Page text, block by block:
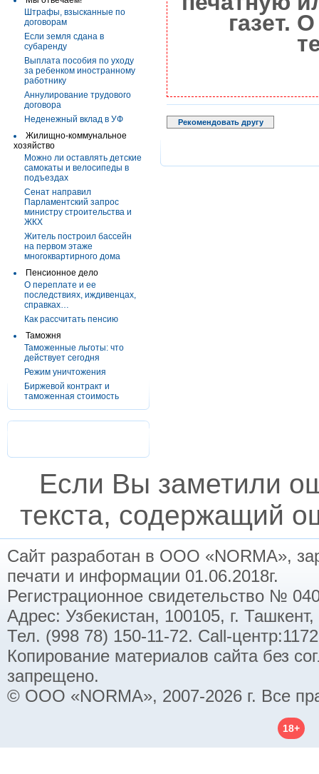
Штрафы, взысканные по
договорам
Если земля сдана в
субаренду
Выплата пособия по уходу
за ребенком иностранному
работнику
Аннулирование трудового
договора
Неденежный вклад в УФ
Жилищно-коммунальное
хозяйство
Можно ли оставлять детские
самокаты и велосипеды в
подъездах
Сенат направил
Парламентский запрос
министру строительства и
ЖКХ
Житель построил бассейн
на первом этаже
многоквартирного дома
Пенсионное дело
О переплате и ее
последствиях, иждивенцах,
справках…
Как рассчитать пенсию
Таможня
Таможенные льготы: что
действует сегодня
Режим уничтожения
Биржевой контракт и
таможенная стоимость
газет.
Рекомендовать другу
Если Вы заметили
текста, содержащий
Сайт разработан в ООО «NORMA»,
печати и информации 01.06.2018г.
Регистрационное свидетельство №
Адрес: Узбекистан, 100105, г.
Тел. (998 78) 150-11-72. Call-
Копирование материалов сайта без
запрещено.
© ООО «NORMA», 2007-2026 г. Все
18+